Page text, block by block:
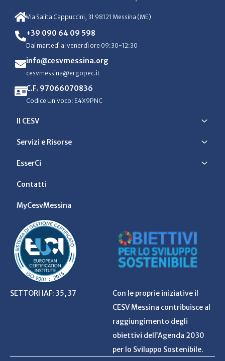
Via Salita Cappuccini, 31 98121 Messina (ME)
+39 090 64 09 598
Dal martedì al venerdì ore 09:30-12:30
info@cesvmessina.org
cesvmessina@ergopec.it
C.F. 97066070836
Codice Univoco: E4X9PNC
Il CESV
Servizi e Risorse
EsserCi
Contatti
MyCesvMessina
SETTORI IAF: 35, 37
Con le proprie iniziative il
CESV Messina contribuisce al
raggiungimento degli
obiettivi dell’Agenda 2030
per lo Sviluppo Sostenibile.